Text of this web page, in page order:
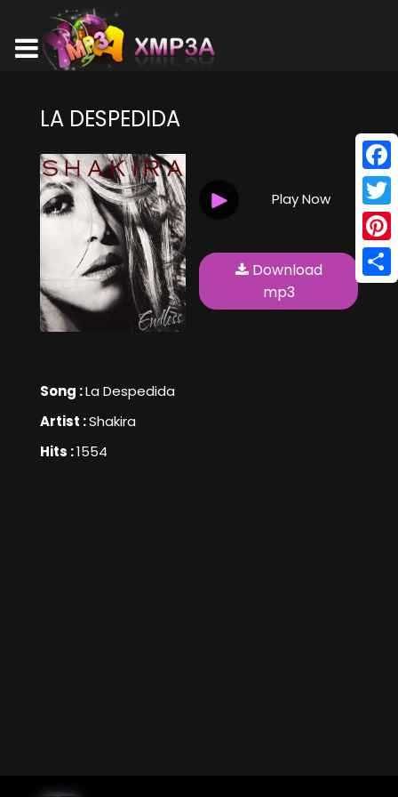
LA DESPEDIDA
Song :La Despedida
Artist :Shakira
Hits :1554
Play Now
Download
mp3